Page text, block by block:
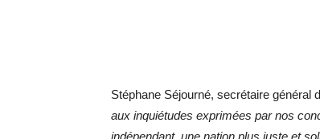
Stéphane Séjourné, secrétaire général
aux inquiétudes exprimées par nos
indépendant, une nation plus juste et